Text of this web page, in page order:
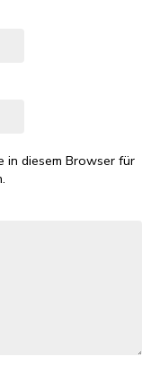
in diesem Browser für